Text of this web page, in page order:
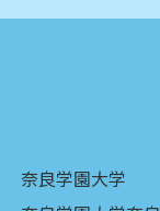
奈良学園大学